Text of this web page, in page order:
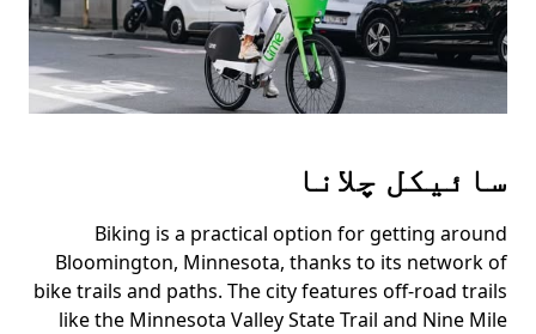
سائیکل چلانا
Biking is a practical option for getting around
Bloomington, Minnesota, thanks to its network of
bike trails and paths. The city features off-road trails
like the Minnesota Valley State Trail and Nine Mile